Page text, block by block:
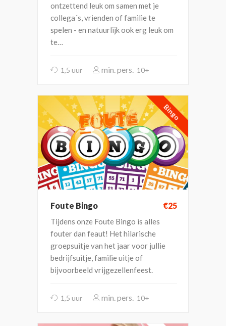
ontzettend leuk om samen met je
collega´s, vrienden of familie te
spelen - en natuurlijk ook erg leuk om
te…
1,5 uur 10+
Bingo
Foute Bingo €25
Tijdens onze Foute Bingo is alles
fouter dan feaut! Het hilarische
groepsuitje van het jaar voor jullie
bedrijfsuitje, familie uitje of
bijvoorbeeld vrijgezellenfeest.
1,5 uur 10+